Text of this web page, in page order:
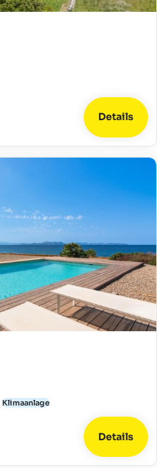
Details
Klimaanlage
Details